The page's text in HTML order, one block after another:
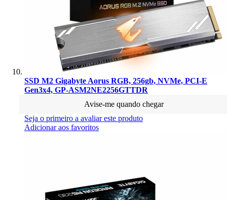
SSD M2 Gigabyte Aorus RGB, 256gb, NVMe, PCI-E
Gen3x4, GP-ASM2NE2256GTTDR
Avise-me quando chegar
Seja o primeiro a avaliar este produto
Adicionar aos favoritos